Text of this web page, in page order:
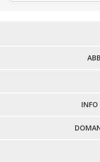
LINEE
INFO